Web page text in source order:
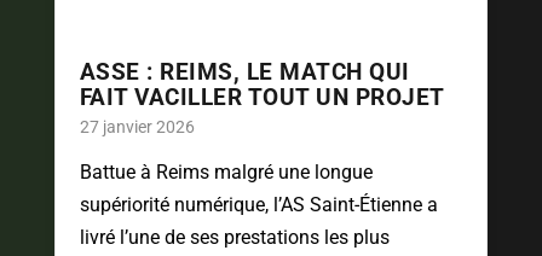
ASSE : REIMS, LE MATCH QUI
FAIT VACILLER TOUT UN PROJET
27 janvier 2026
Battue à Reims malgré une longue
supériorité numérique, l’AS Saint-Étienne a
livré l’une de ses prestations les plus